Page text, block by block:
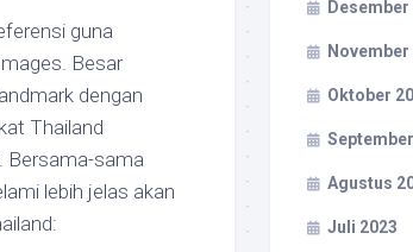
guna
Besar
dengan
Thailand
Bersama-sama
lebih jelas akan
Desember
November
Oktober
Agustus
Juli 2023